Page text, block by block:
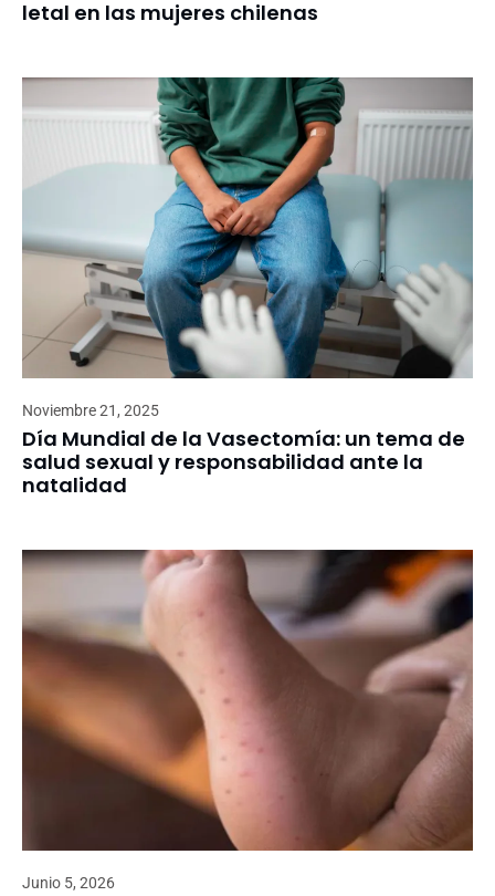
letal en las mujeres chilenas
Noviembre 21, 2025
Día Mundial de la Vasectomía: un tema de
salud sexual y responsabilidad ante la
natalidad
Junio 5, 2026